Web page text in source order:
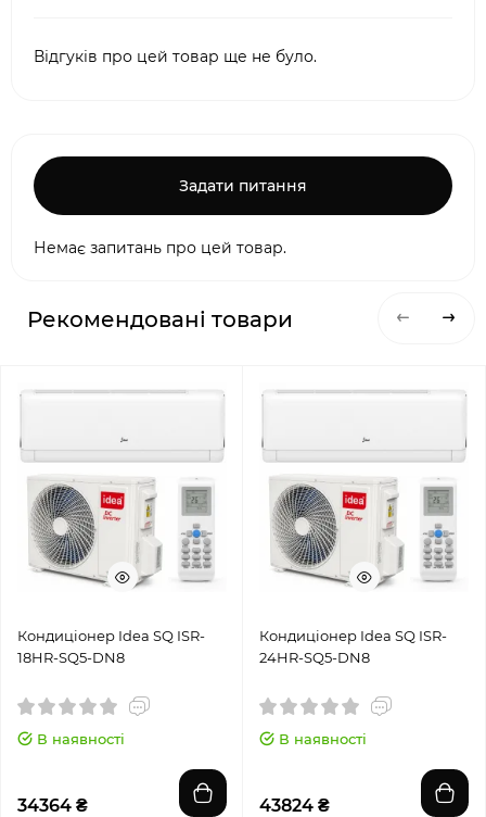
Відгуків про цей товар ще не було.
Задати питання
Немає запитань про цей товар.
Рекомендовані товари
Кондиціонер Idea SQ ISR-
18HR-SQ5-DN8
В наявності
34364 ₴
Кондиціонер Idea SQ ISR-
24HR-SQ5-DN8
В наявності
43824 ₴